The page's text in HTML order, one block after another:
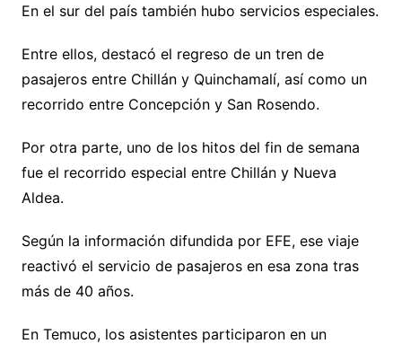
En el sur del país también hubo servicios especiales.
Entre ellos, destacó el regreso de un tren de
pasajeros entre Chillán y Quinchamalí, así como un
recorrido entre Concepción y San Rosendo.
Por otra parte, uno de los hitos del fin de semana
fue el recorrido especial entre Chillán y Nueva
Aldea.
Según la información difundida por EFE, ese viaje
reactivó el servicio de pasajeros en esa zona tras
más de 40 años.
En Temuco, los asistentes participaron en un